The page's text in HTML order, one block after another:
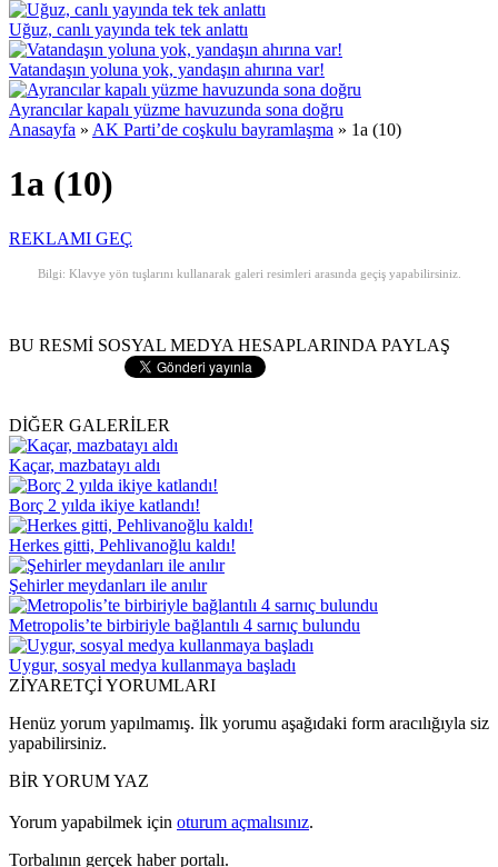
Uğuz, canlı yayında tek tek anlattı
Vatandaşın yoluna yok, yandaşın ahırına var!
Ayrancılar kapalı yüzme havuzunda sona doğru
Anasayfa » AK Parti’de coşkulu bayramlaşma » 1a (10)
1a (10)
REKLAMI GEÇ
Bilgi: Klavye yön tuşlarını kullanarak galeri resimleri arasında geçiş yapabilirsiniz.
BU RESMİ SOSYAL MEDYA HESAPLARINDA PAYLAŞ
DİĞER GALERİLER
Kaçar, mazbatayı aldı
Borç 2 yılda ikiye katlandı!
Herkes gitti, Pehlivanoğlu kaldı!
Şehirler meydanları ile anılır
Metropolis’te birbiriyle bağlantılı 4 sarnıç bulundu
Uygur, sosyal medya kullanmaya başladı
ZİYARETÇİ YORUMLARI
Henüz yorum yapılmamış. İlk yorumu aşağıdaki form aracılığıyla siz
yapabilirsiniz.
BİR YORUM YAZ
Yorum yapabilmek için oturum açmalısınız.
Torbalının gerçek haber portalı.